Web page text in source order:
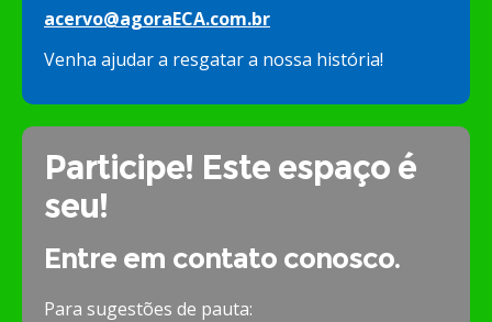
acervo@agoraECA.com.br
Venha ajudar a resgatar a nossa história!
Participe! Este espaço é
seu!
Entre em contato conosco.
Para sugestões de pauta: